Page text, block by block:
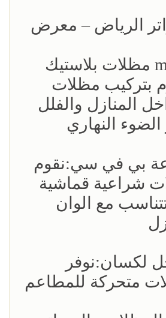
الرياض – معرض
mthlat-sa.com مظلات بلاستيك
بتركيب مظلات
المنازل والفلل
النهاري
بي في سي:نقوم
شراعية قماشية
تتناسب مع الوان
لكسان:نوفر
متحركة للمطاعم